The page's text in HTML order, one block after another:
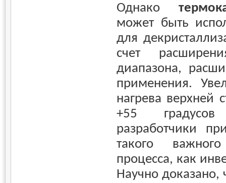
Однако
может быть
для
счет
диапазона,
применения.
нагрева верхней
+55
разработчики
такого важного
процесса, как
Научно доказано,